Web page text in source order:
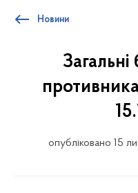
Новини
Загальні
опубліковано 15